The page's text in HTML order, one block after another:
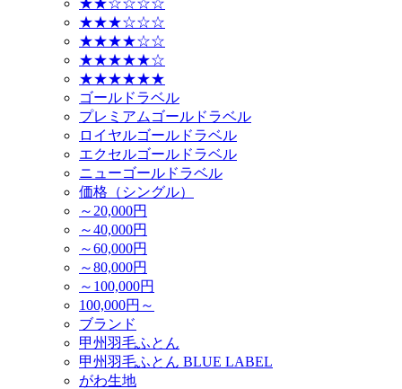
★★★☆☆☆
★★★★☆☆
★★★★★☆
★★★★★★
ゴールドラベル
プレミアムゴールドラベル
ロイヤルゴールドラベル
エクセルゴールドラベル
ニューゴールドラベル
価格（シングル）
～20,000円
～40,000円
～60,000円
～80,000円
～100,000円
100,000円～
ブランド
甲州羽毛ふとん
甲州羽毛ふとん BLUE LABEL
がわ生地